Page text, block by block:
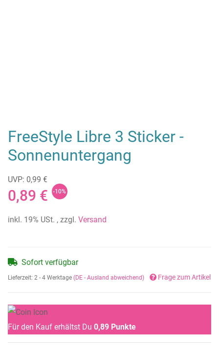
FreeStyle Libre 3 Sticker -
Sonnenuntergang
UVP: 0,99 €
0,89 € -10%
inkl. 19% USt. , zzgl. Versand
Sofort verfügbar
Lieferzeit: 2 - 4 Werktage (DE - Ausland abweichend) Frage zum Artikel
Für den Kauf erhältst Du 0,89 Punkte